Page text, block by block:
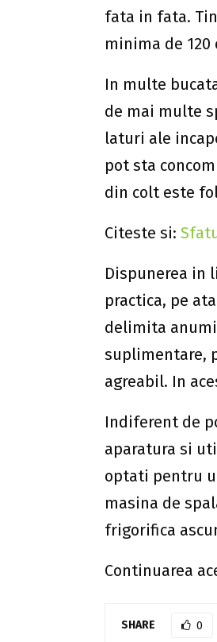
fata in fata.
minima de
In multe
de mai multe
laturi ale
pot sta
din colt este
Citeste si:
Dispunerea in
practica, pe
delimita
suplimentare,
agreabil. In
Indiferent de
aparatura si
optati pentru
masina de
frigorifica
Continuarea
SHARE 0